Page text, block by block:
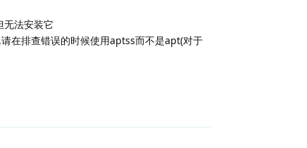
法安装它
在排查错误的时候使用aptss而不是apt(对于